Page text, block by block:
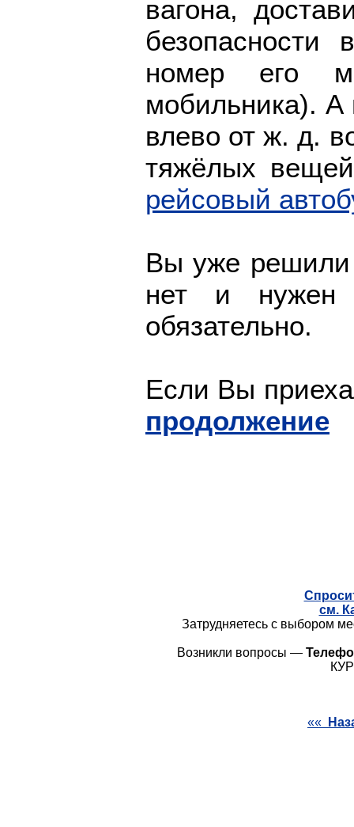
вагона,
номер его
мобильника). А
влево от ж. д.
тяжёлых
рейсовый
Вы уже решили
нет и
обязательно.
Если Вы
продолжение
см.
Затрудняетесь с выбором
Возникли вопросы —
««